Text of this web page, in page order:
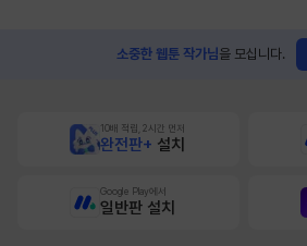
소중한 웹툰 작가님을 모십니다.
10배 적립, 2시간 먼저
완전판+ 설치
Google Play에서
일반판 설치